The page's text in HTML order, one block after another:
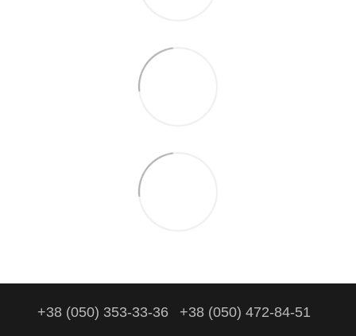
+38 (050) 353-33-36 +38 (050) 472-84-51